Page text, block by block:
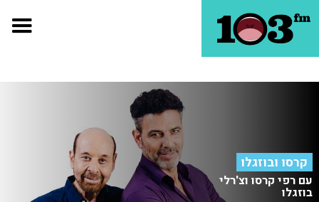
קרסו ובוזגלו
עם רפי קרסו וצ'רלי
בוזגלו